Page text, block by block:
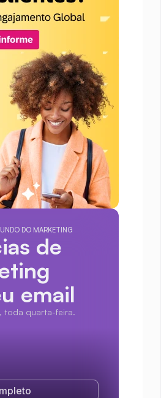
DO MARKETING
de
email
toda quarta-feira.